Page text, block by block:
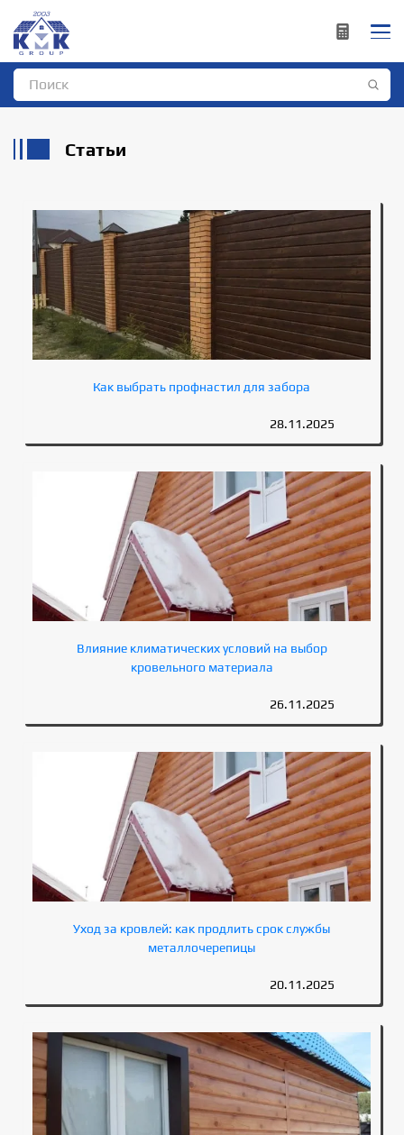
Статьи
Как выбрать профнастил для забора
28.11.2025
Влияние климатических условий на выбор
кровельного материала
26.11.2025
Уход за кровлей: как продлить срок службы
металлочерепицы
20.11.2025